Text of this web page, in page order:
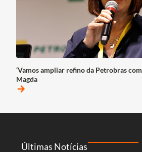
‘Vamos ampliar refino da Petrobras
Magda
arrow_forward
Últimas Notícias